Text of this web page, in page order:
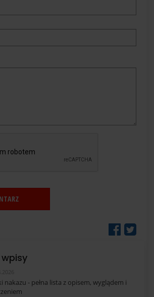
nakazu - pełna lista z opisem, wyglądem i